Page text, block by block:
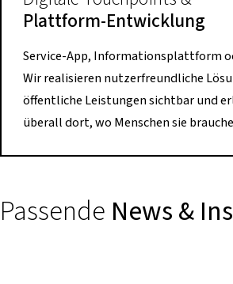
Plattform-Entwicklung
Service-App, Informationsplattform
Wir realisieren nutzerfreundliche
öffentliche Leistungen sichtbar und
überall dort, wo Menschen sie
Passende News &